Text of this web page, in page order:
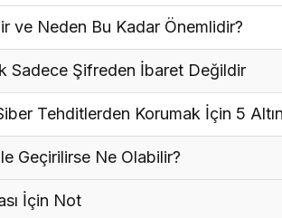
ve Neden Bu Kadar Önemlidir?
Sadece Şifreden İbaret Değildir
Tehditlerden Korumak İçin 5
Geçirilirse Ne Olabilir?
İçin Not